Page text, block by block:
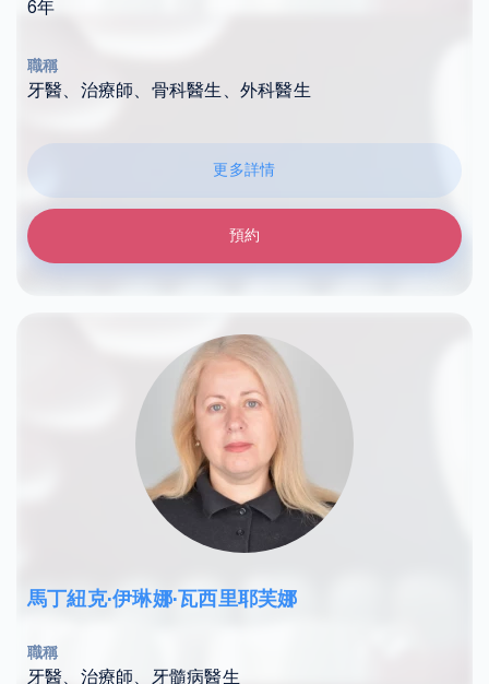
6年
職稱
牙醫、治療師、骨科醫生、外科醫生
更多詳情
預約
馬丁紐克·伊琳娜·瓦西里耶芙娜
職稱
牙醫、治療師、牙髓病醫生